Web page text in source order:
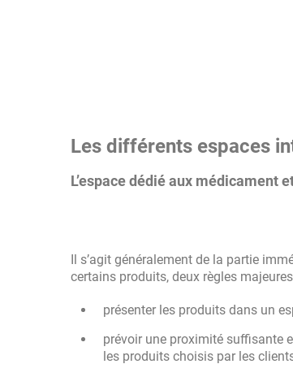
Les différents espaces
L’espace dédié aux médicament
Il s’agit généralement de la partie
certains produits, deux règles
présenter les produits dans un
prévoir une proximité suffisante
les produits choisis par les